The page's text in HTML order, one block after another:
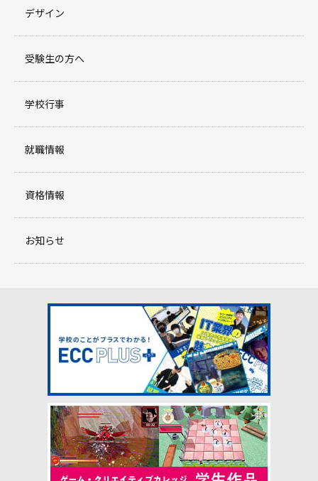
デザイン
受験生の方へ
学校行事
就職情報
資格情報
お知らせ